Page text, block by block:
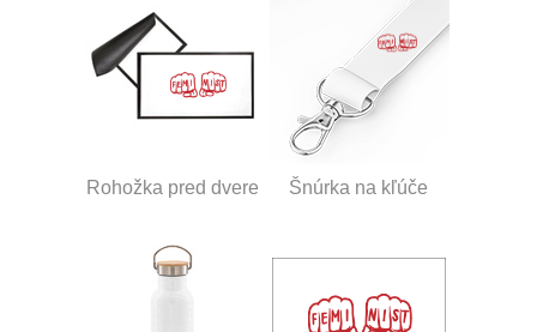
Rohožka pred dvere Šnúrka na kľúče